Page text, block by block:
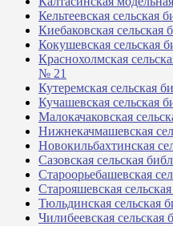
Кельтеевская
Киебаковская
Кокушевская сельская
Краснохолмская
№ 21
Кутеремская сельская
Кучашевская сельская
Малокачаковская
Нижнекачмашевская
Новокильбахтинская
Сазовская сельская
Староорьебашевская
Старояшевская
Тюльдинская сельская
Чилибеевская